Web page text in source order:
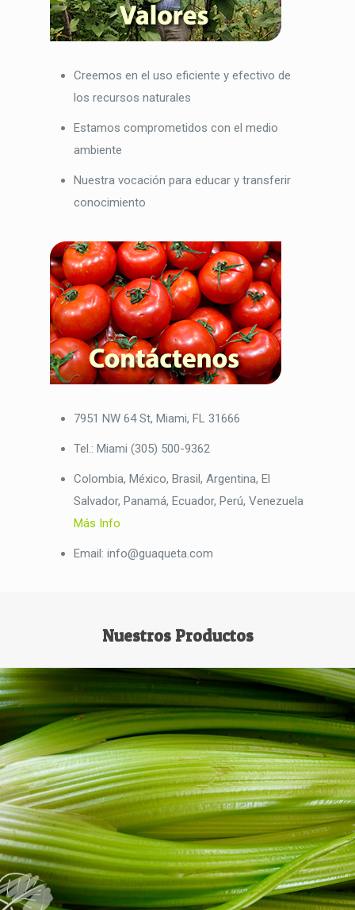
Creemos en el uso eficiente y efectivo de
los recursos naturales
Estamos comprometidos con el medio
ambiente
Nuestra vocación para educar y transferir
conocimiento
7951 NW 64 St, Miami, FL 31666
Tel.: Miami (305) 500-9362
Colombia, México, Brasil, Argentina, El
Salvador, Panamá, Ecuador, Perú, Venezuela
Más Info
Email: info@guaqueta.com
Nuestros Productos